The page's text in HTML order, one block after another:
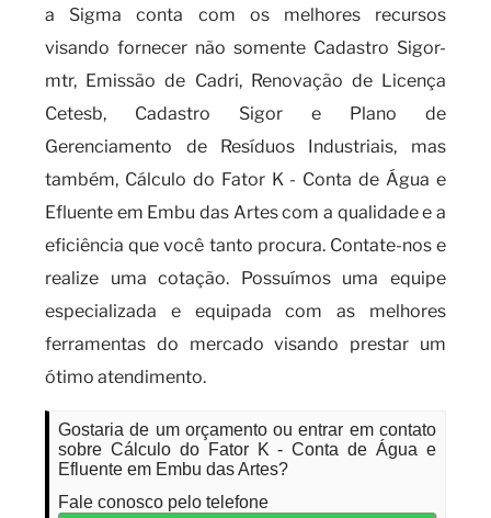
a Sigma conta com os melhores recursos
visando fornecer não somente Cadastro Sigor-
mtr, Emissão de Cadri, Renovação de Licença
Cetesb, Cadastro Sigor e Plano de
Gerenciamento de Resíduos Industriais, mas
também, Cálculo do Fator K - Conta de Água e
Efluente em Embu das Artes com a qualidade e a
eficiência que você tanto procura. Contate-nos e
realize uma cotação. Possuímos uma equipe
especializada e equipada com as melhores
ferramentas do mercado visando prestar um
ótimo atendimento.
Gostaria de um orçamento ou entrar em contato
sobre Cálculo do Fator K - Conta de Água e
Efluente em Embu das Artes?
Fale conosco pelo telefone